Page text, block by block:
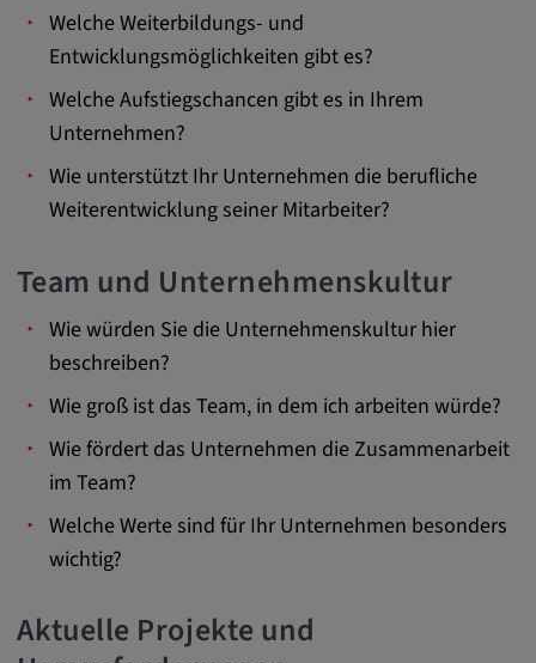
Welche Weiterbildungs- und
Entwicklungsmöglichkeiten gibt es?
Welche Aufstiegschancen gibt es in Ihrem
Unternehmen?
Wie unterstützt Ihr Unternehmen die berufliche
Weiterentwicklung seiner Mitarbeiter?
Team und Unternehmenskultur
Wie würden Sie die Unternehmenskultur hier
beschreiben?
Wie groß ist das Team, in dem ich arbeiten würde?
Wie fördert das Unternehmen die Zusammenarbeit
im Team?
Welche Werte sind für Ihr Unternehmen besonders
wichtig?
Aktuelle Projekte und
LOGIN_INFO, PREF, LOGIN_INFO, PREF,
SEARCH_SAMESITE, OGPC, OTZ, NID,
1P_JAR, DSID, APISID, HSID, SSID, SID,
SAPISID, SIDCC, yt-player-headers-
readable,
player-lv, yt-player-bandaid-host, yt-player-
bandwidth
youtube.com, google.com, doubleclick.net
Zweck:
VISITOR_INFO1_LIVE wird genutzt, um
zu beheben. YSC wird von YouTube
verwendet, um Nutzereingaben zu speichern
und sie den Aktionen eines Nutzers
zuzuordnen.
Cookie Laufzeit:
1 Jahr
Vimeo